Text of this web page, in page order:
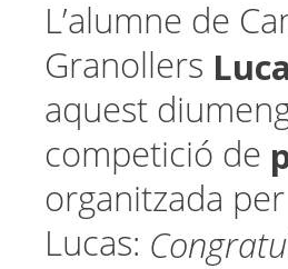
L’alumne de
Granollers
aquest
competició de
organitzada
Lucas: